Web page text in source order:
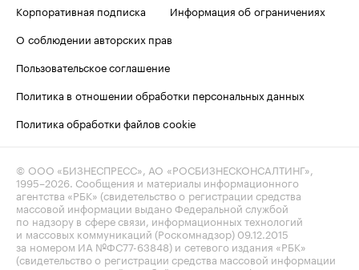
Корпоративная подписка
Информация об ограничениях
О соблюдении авторских прав
Пользовательское соглашение
Политика в отношении обработки персональных данных
Политика обработки файлов cookie
© ООО «БИЗНЕСПРЕСС», АО «РОСБИЗНЕСКОНСАЛТИНГ»,
1995–2026. Сообщения и материалы информационного
агентства «РБК» (свидетельство о регистрации средства
массовой информации выдано Федеральной службой
по надзору в сфере связи, информационных технологий
и массовых коммуникаций (Роскомнадзор) 09.12.2015
за номером ИА №ФС77-63848) и сетевого издания «РБК»
(свидетельство о регистрации средства массовой информации